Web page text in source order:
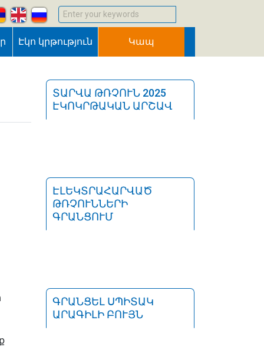
Enter your keywords
Էկո կրթություն Կապ
ՏԱՐՎԱ ԹՌՉՈՒՆ 2025
ԷԿՈԿՐԹԱԿԱՆ ԱՐՇԱՎ
ԷԼԵԿՏՐԱՀԱՐՎԱԾ
ԹՌՉՈՒՆՆԵՐԻ
ԳՐԱՆՑՈՒՄ
ԳՐԱՆՑԵԼ ՍՊԻՏԱԿ
ԱՐԱԳԻԼԻ ԲՈՒՅՆ